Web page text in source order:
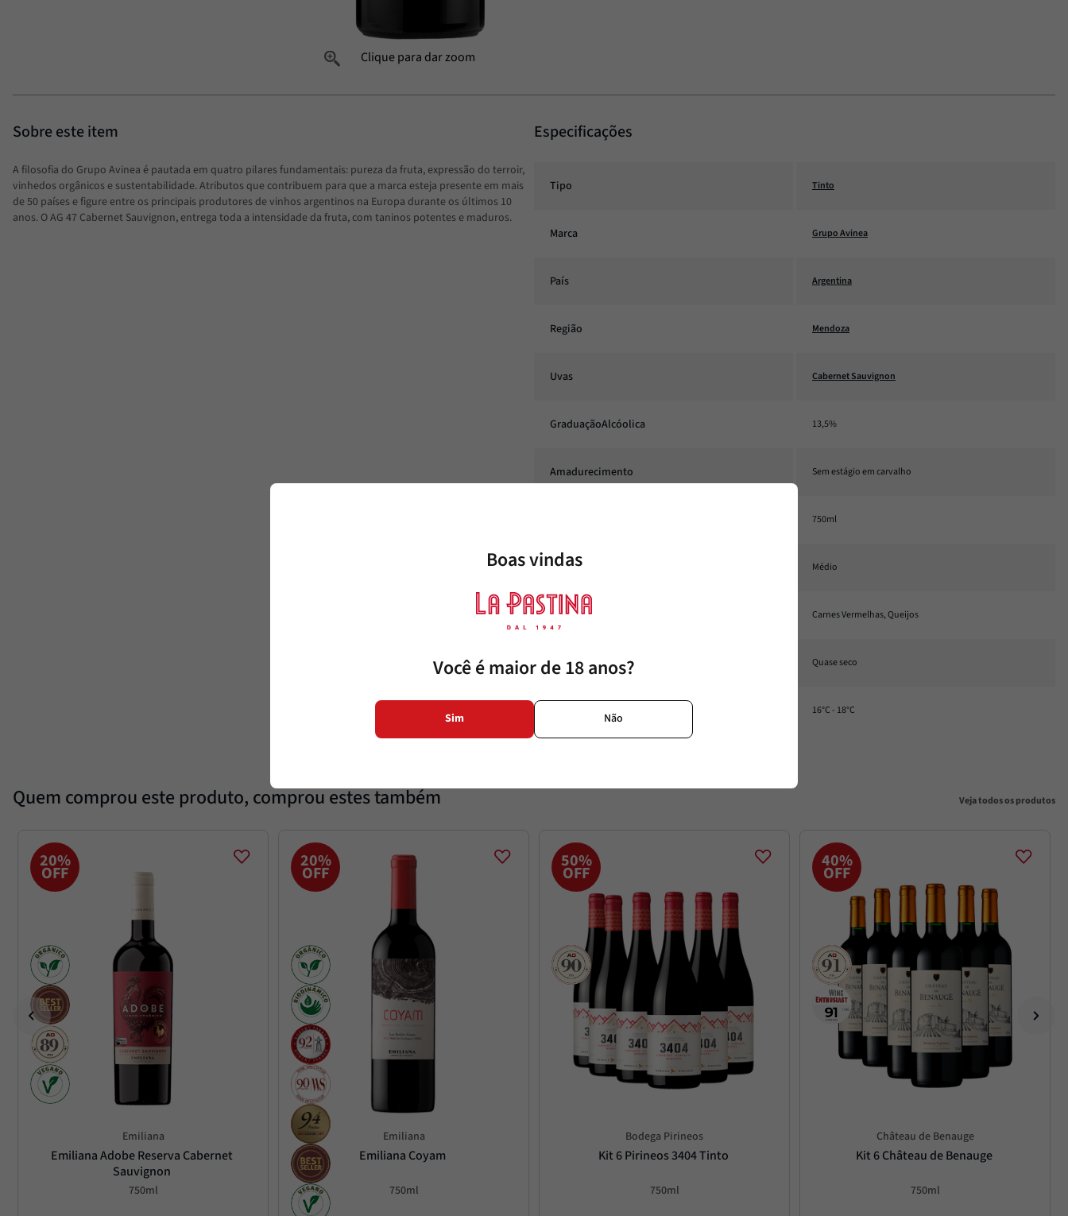
A filosofia do Grupo Avinea é pautada em quatro pilares fundamentais: pureza da fruta, expressão do terroir,
vinhedos orgânicos e sustentabilidade. Atributos que contribuem para que a marca esteja presente em mais
de 50 países e figure entre os principais produtores de vinhos argentinos na Europa durante os últimos 10
anos. O AG 47 Cabernet Sauvignon, entrega toda a intensidade da fruta, com taninos potentes e maduros.
Especificações
Tipo Tinto
Marca Grupo Avinea
País Argentina
Região Mendoza
Uvas Cabernet Sauvignon
GraduaçãoAlcóolica 13,5%
Amadurecimento Sem estágio em carvalho
750ml
Corpo Médio
Harmonização Carnes Vermelhas, Queijos
Estilo Quase seco
Temperatura 16°C - 18°C
Quem comprou este produto, comprou estes também Veja todos os produtos
20%
OFF
Emiliana
Emiliana Adobe Reserva Cabernet
Sauvignon
750ml
20%
OFF
Emiliana
Emiliana Coyam
750ml
50%
OFF
Bodega Pirineos
Kit 6 Pirineos 3404 Tinto
750ml
40%
OFF
Château de Benauge
Kit 6 Château de Benauge
750ml
Boas vindas
Você é maior de 18 anos?
Sim Não